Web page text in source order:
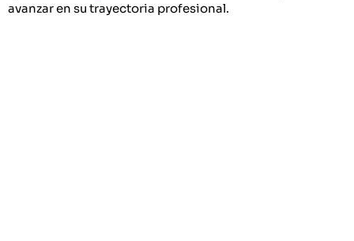
avanzar en su trayectoria profesional.